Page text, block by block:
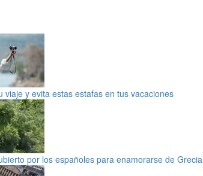
y evita estas estafas en tus vacaciones
por los españoles para enamorarse de Grecia